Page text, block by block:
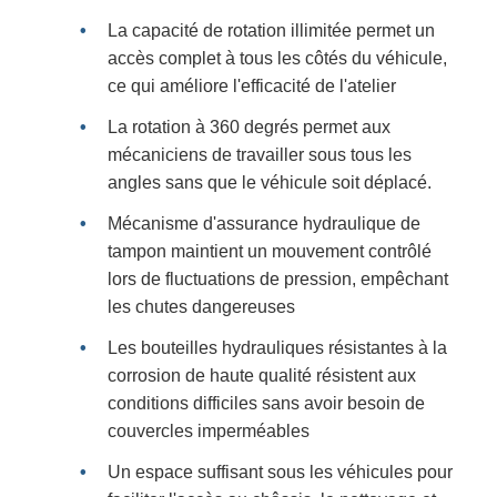
La capacité de rotation illimitée permet un
accès complet à tous les côtés du véhicule,
ce qui améliore l'efficacité de l'atelier
La rotation à 360 degrés permet aux
mécaniciens de travailler sous tous les
angles sans que le véhicule soit déplacé.
Mécanisme d'assurance hydraulique de
tampon maintient un mouvement contrôlé
lors de fluctuations de pression, empêchant
les chutes dangereuses
Les bouteilles hydrauliques résistantes à la
corrosion de haute qualité résistent aux
conditions difficiles sans avoir besoin de
couvercles imperméables
Un espace suffisant sous les véhicules pour